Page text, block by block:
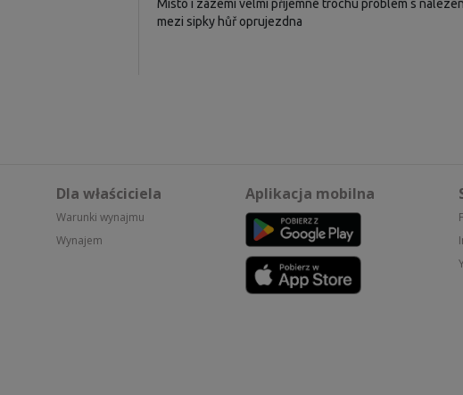
Misto i zázemí velmi příjemné trochu problem s
mezi sipky hůř oprujezdna
Dla właściciela
Warunki wynajmu
Wynajem
Aplikacja mobilna